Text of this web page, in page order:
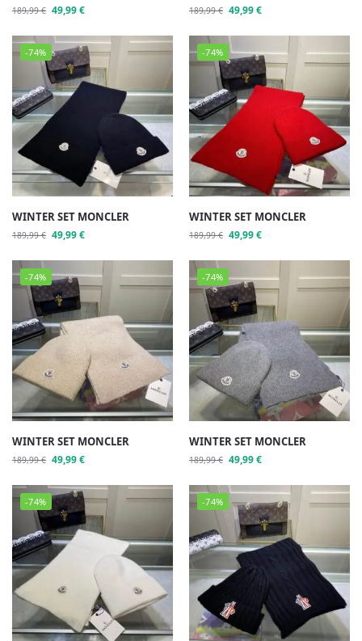
189,99€ 49,99€ 189,99€ 49,99€
-74%
WINTER SET MONCLER
189,99€ 49,99€
-74%
WINTER SET MONCLER
189,99€ 49,99€
-74%
WINTER SET MONCLER
189,99€ 49,99€
-74%
WINTER SET MONCLER
189,99€ 49,99€
-74% -74%